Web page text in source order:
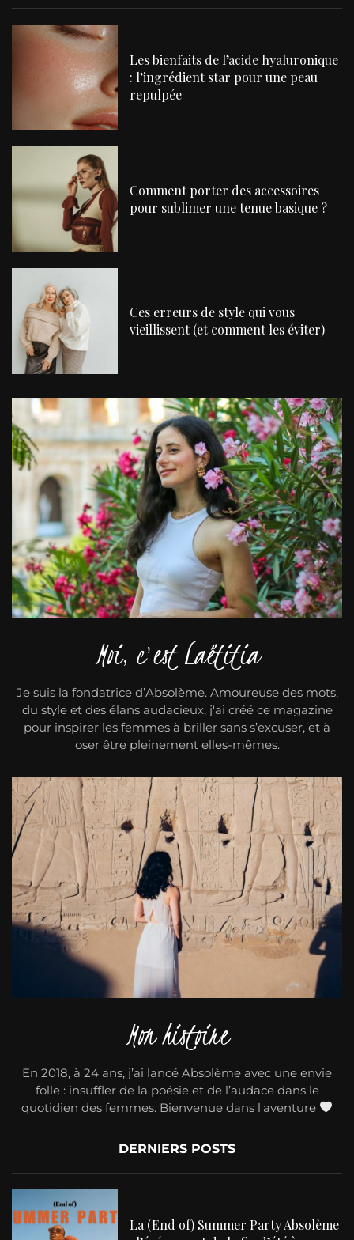
Les bienfaits de l’acide hyaluronique
: l’ingrédient star pour une peau
repulpée
Comment porter des accessoires
pour sublimer une tenue basique ?
Ces erreurs de style qui vous
vieillissent (et comment les éviter)
Moi, c'est Laëtitia
Je suis la fondatrice d’Absolème. Amoureuse des mots,
du style et des élans audacieux, j'ai créé ce magazine
pour inspirer les femmes à briller sans s’excuser, et à
oser être pleinement elles-mêmes.
Mon histoire
En 2018, à 24 ans, j’ai lancé Absolème avec une envie
folle : insuffler de la poésie et de l’audace dans le
quotidien des femmes. Bienvenue dans l'aventure
DERNIERS POSTS
La (End of) Summer Party Absolème